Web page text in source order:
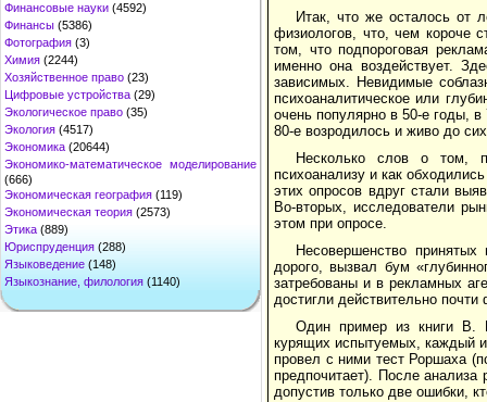
Финансовые науки (4592)
Финансы (5386)
Фотография (3)
Химия (2244)
Хозяйственное право (23)
Цифровые устройства (29)
Экологическое право (35)
Экология (4517)
Экономика (20644)
Экономико-математическое моделирование
(666)
Экономическая география (119)
Экономическая теория (2573)
Этика (889)
Юриспруденция (288)
Языковедение (148)
Языкознание, филология (1140)
Итак, что же осталось от
физиологов, что, чем короче
том, что подпороговая
именно она воздействует.
зависимых. Невидимые
психоаналитическое или
очень популярно в 50-е годы,
80-е возродилось и живо до
Несколько слов о том,
психоанализу и как
этих опросов вдруг стали
Во-вторых, исследователи
этом при опросе.
Несовершенство
дорого, вызвал бум
затребованы и в рекламных
достигли действительно почти
Один пример из книги В.
курящих испытуемых, каждый
провел с ними тест Роршаха
предпочитает). После анализа
допустив только две ошибки,